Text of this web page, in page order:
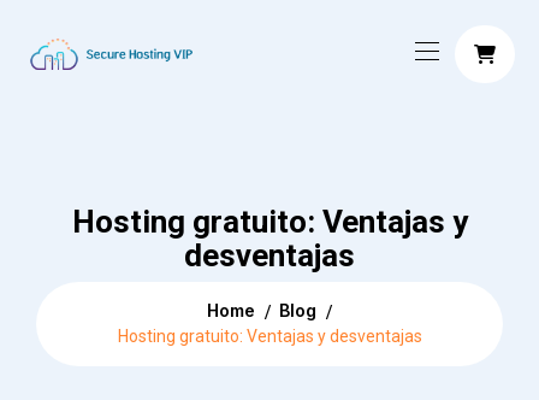
Hosting gratuito: Ventajas y
desventajas
Home Blog
Hosting gratuito: Ventajas y desventajas